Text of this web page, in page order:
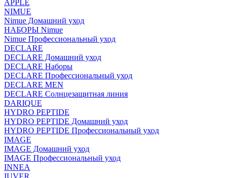
APPLE
NIMUE
Nimue Домашний уход
НАБОРЫ Nimue
Nimue Профессиональный уход
DECLARE
DECLARE Домашний уход
DECLARE Наборы
DECLARE Профессиональный уход
DECLARE MEN
DECLARE Солнцезащитная линия
DARIQUE
HYDRO PEPTIDE
HYDRO PEPTIDE Домашний уход
HYDRO PEPTIDE Профессиональный уход
IMAGE
IMAGE Домашний уход
IMAGE Профессиональный уход
INNEA
IUVER